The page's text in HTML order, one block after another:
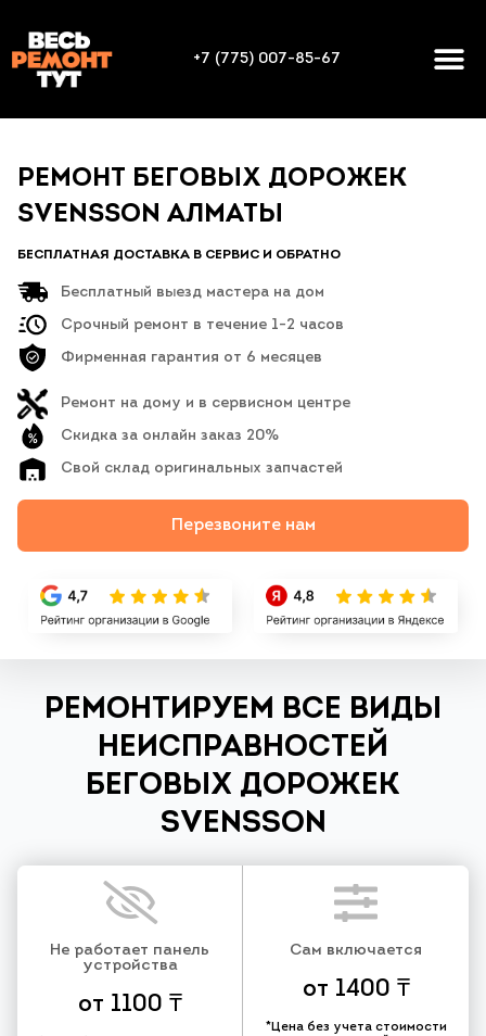
+7 (775) 007-85-67
РЕМОНТ БЕГОВЫХ ДОРОЖЕК
SVENSSON АЛМАТЫ
БЕСПЛАТНАЯ ДОСТАВКА В СЕРВИС И ОБРАТНО
Бесплатный выезд мастера на дом
Срочный ремонт в течение 1-2 часов
Фирменная гарантия от 6 месяцев
Ремонт на дому и в сервисном центре
Скидка за онлайн заказ 20%
Свой склад оригинальных запчастей
Перезвоните нам
РЕМОНТИРУЕМ ВСЕ ВИДЫ
НЕИСПРАВНОСТЕЙ
БЕГОВЫХ ДОРОЖЕК
SVENSSON
Не работает панель
устройства
от 1100 ₸
Сам включается
от 1400 ₸
*Цена без учета стоимости